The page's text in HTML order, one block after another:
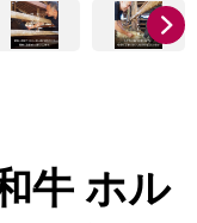
牛 ホル